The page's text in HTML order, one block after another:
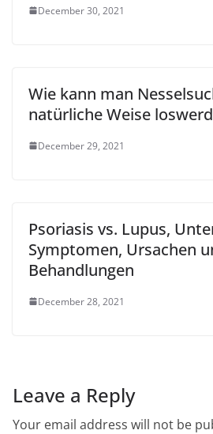
December 30, 2021
Wie kann man
natürliche Weise
December 29, 2021
Psoriasis vs. Lupus,
Symptomen, Ursachen
Behandlungen
December 28, 2021
Leave a Reply
Your email address will not be